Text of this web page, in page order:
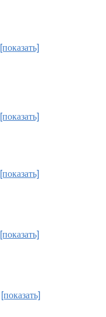
[показать]
[показать]
[показать]
[показать]
[показать]